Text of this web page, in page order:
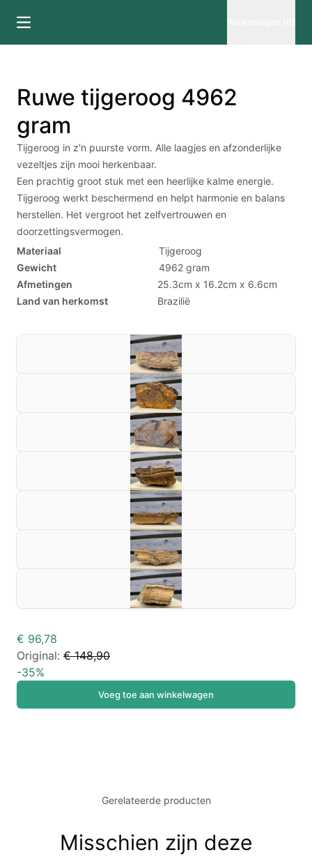
Ruwe tijgeroog 4962
gram
Tijgeroog in z'n puurste vorm. Alle laagjes en afzonderlijke
vezeltjes zijn mooi herkenbaar.
Een prachtig groot stuk met een heerlijke kalme energie.
Tijgeroog werkt beschermend en helpt harmonie en balans
herstellen. Het vergroot het zelfvertrouwen en
doorzettingsvermogen.
Materiaal
Tijgeroog
Gewicht
4962 gram
Afmetingen
25.3cm x 16.2cm x 6.6cm
Land van herkomst
Brazilië
€ 96,78
Original: € 148,90
-35%
Voeg toe aan winkelwagen
Gerelateerde producten
Misschien zijn deze